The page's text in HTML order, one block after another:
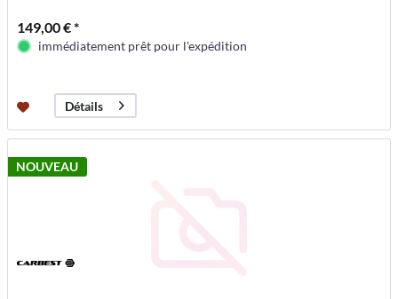
149,00 € *
immédiatement prêt pour l'expédition
Détails
NOUVEAU